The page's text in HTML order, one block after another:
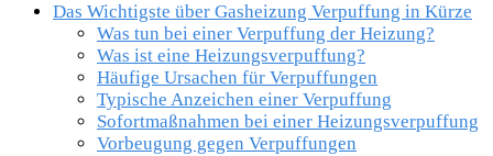
Das Wichtigste über Gasheizung Verpuffung in Kürze
Was tun bei einer Verpuffung der Heizung?
Was ist eine Heizungsverpuffung?
Häufige Ursachen für Verpuffungen
Typische Anzeichen einer Verpuffung
Sofortmaßnahmen bei einer Heizungsverpuffung
Vorbeugung gegen Verpuffungen